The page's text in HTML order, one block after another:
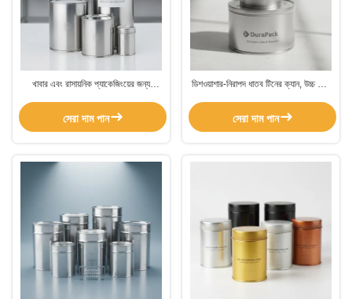
খাবার এবং রাসায়নিক প্যাকেজিংয়ের জন্য
প্রতিরোধ ক্ষমতা এবং OEM কাস্টমাইজেশন সহ
সেরা দাম পান
ডিশওয়াশার-নিরাপদ ধাতব টিনের ক্যান, উচ্চ জারা
জন্য নলাকার আকৃতি
সেরা দাম পান